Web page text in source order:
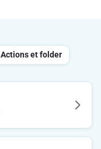
Actions et folder